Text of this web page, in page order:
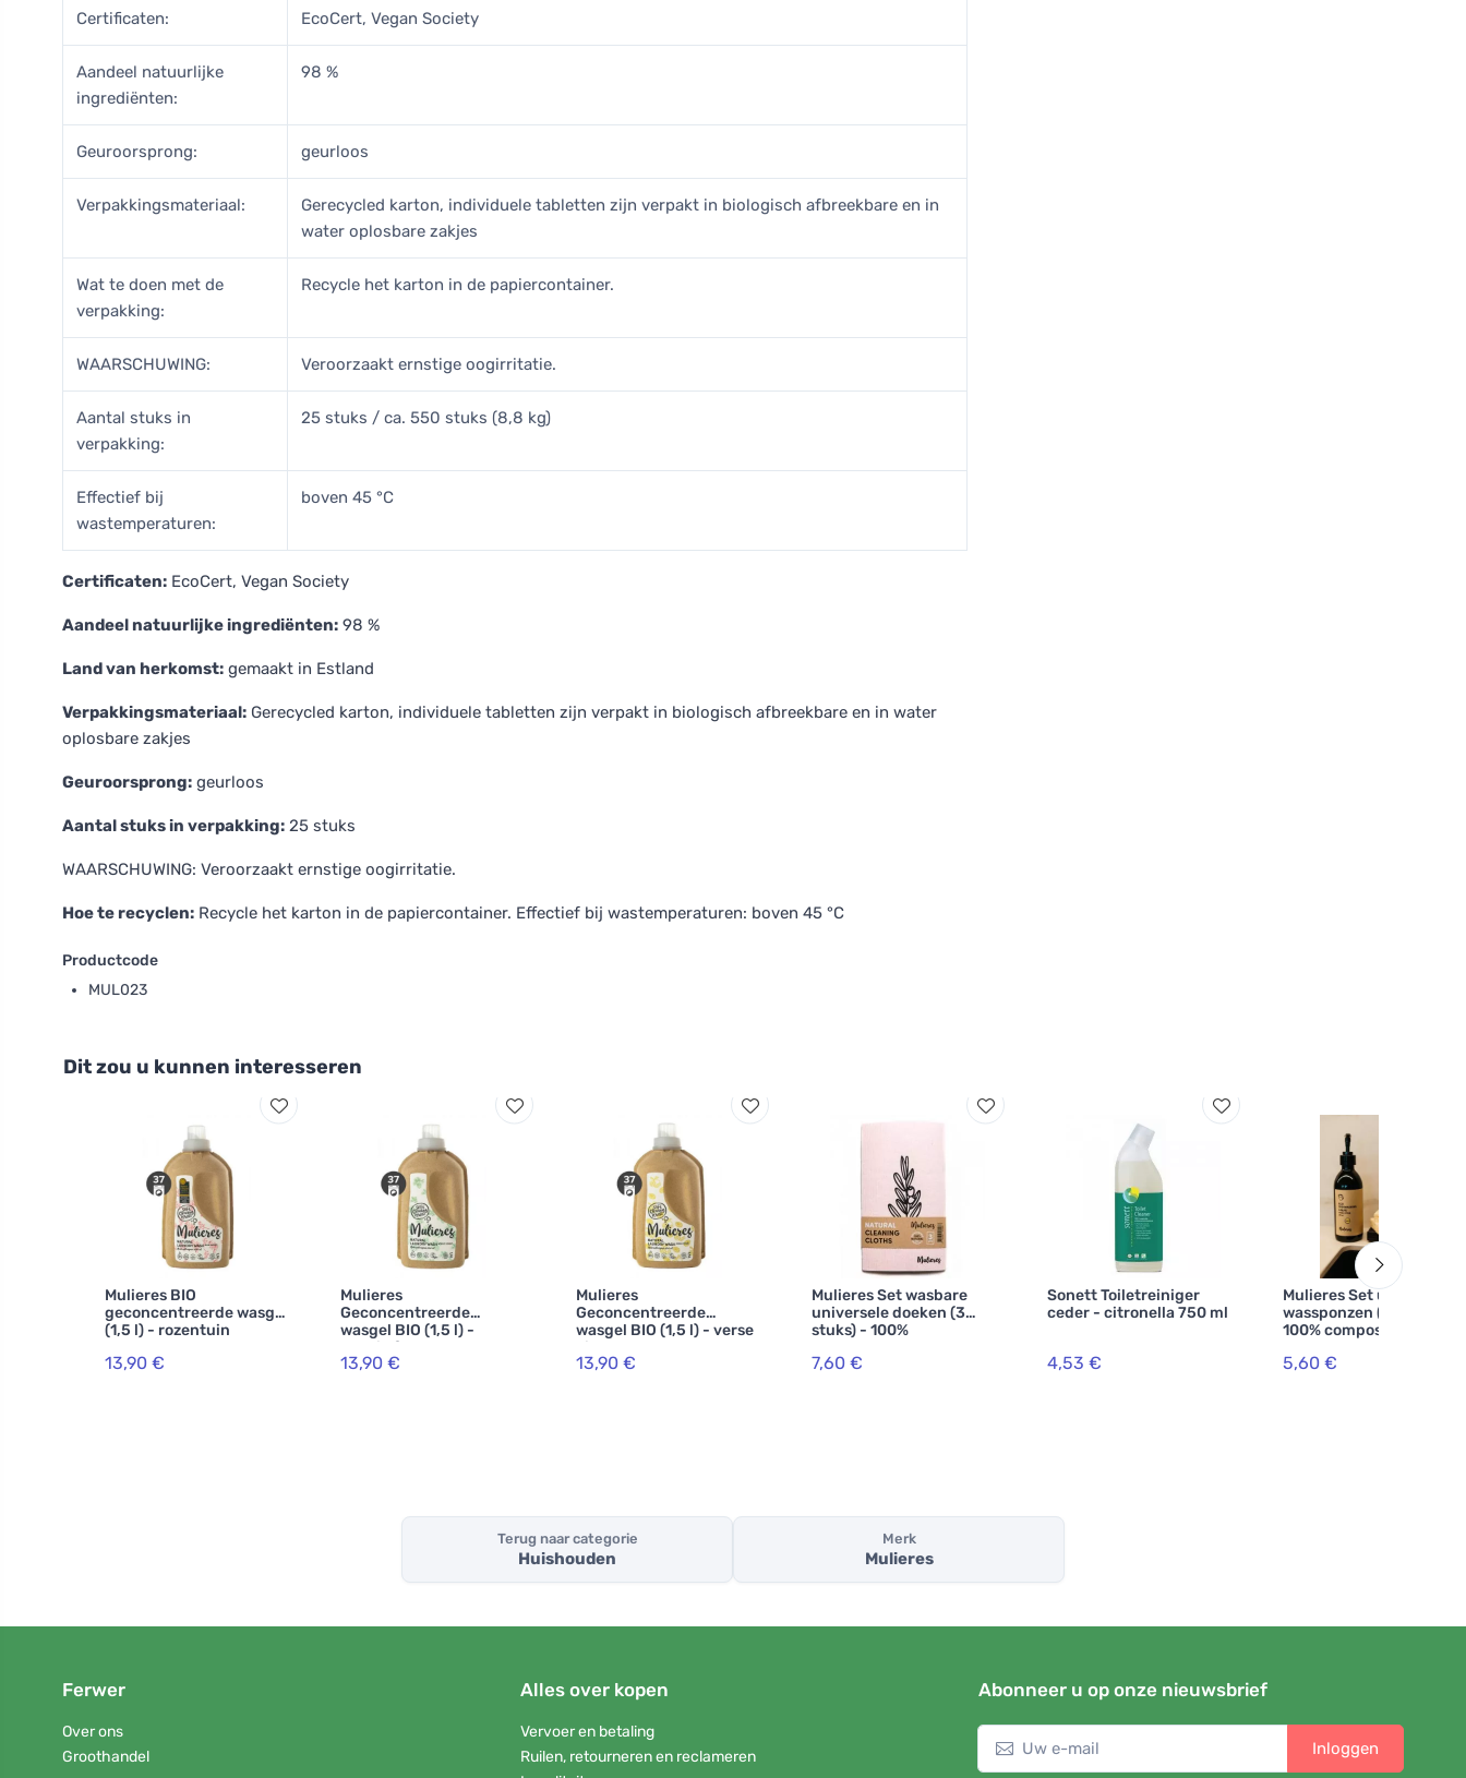
Certificaten: EcoCert, Vegan Society
Aandeel natuurlijke
ingrediënten:
98 %
Geuroorsprong: geurloos
Verpakkingsmateriaal:
Gerecycled karton, individuele tabletten zijn verpakt in biologisch afbreekbare en in
water oplosbare zakjes
Wat te doen met de
verpakking:
Recycle het karton in de papiercontainer.
WAARSCHUWING: Veroorzaakt ernstige oogirritatie.
Aantal stuks in
verpakking:
25 stuks / ca. 550 stuks (8,8 kg)
Effectief bij
wastemperaturen:
boven 45 °C
Certificaten: EcoCert, Vegan Society
Aandeel natuurlijke ingrediënten: 98 %
Land van herkomst: gemaakt in Estland
Verpakkingsmateriaal: Gerecycled karton, individuele tabletten zijn verpakt in biologisch afbreekbare en in water
oplosbare zakjes
Geuroorsprong: geurloos
Aantal stuks in verpakking: 25 stuks
WAARSCHUWING: Veroorzaakt ernstige oogirritatie.
Hoe te recyclen: Recycle het karton in de papiercontainer. Effectief bij wastemperaturen: boven 45 °C
Productcode
MUL023
Dit zou u kunnen interesseren
Mulieres BIO
geconcentreerde wasgel
(1,5 l) - rozentuin
13,90 €
Mulieres
Geconcentreerde
wasgel BIO (1,5 l) -
Nordic forest
13,90 €
Mulieres
Geconcentreerde
wasgel BIO (1,5 l) - verse
citrusvruchten
13,90 €
Mulieres Set wasbare
universele doeken (3
stuks) - 100%
7,60 €
Sonett Toiletreiniger
ceder - citronella 750 ml
4,53 €
Mulieres Set universele
wassponzen (3 stuks) -
100% composteerbaar
5,60 €
Terug naar categorie
Huishouden
Merk
Mulieres
Ferwer
Over ons
Groothandel
Alles over kopen
Vervoer en betaling
Ruilen, retourneren en reclameren
Abonneer u op onze nieuwsbrief
Inloggen